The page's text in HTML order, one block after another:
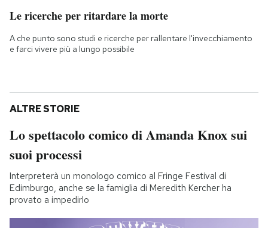
Le ricerche per ritardare la morte
A che punto sono studi e ricerche per rallentare l'invecchiamento
e farci vivere più a lungo possibile
ALTRE STORIE
Lo spettacolo comico di Amanda Knox sui
suoi processi
Interpreterà un monologo comico al Fringe Festival di
Edimburgo, anche se la famiglia di Meredith Kercher ha
provato a impedirlo